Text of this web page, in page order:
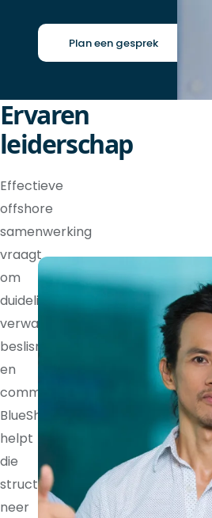
Plan een gesprek
Ervaren
leiderschap
Effectieve
offshore
samenwerking
vraagt
om
duidelijke
verwachtingen,
beslisrechten
en
communicatieritmes.
BlueShores
helpt
die
structuur
neer